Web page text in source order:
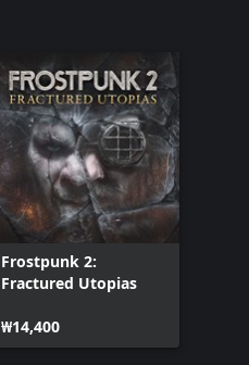
Frostpunk 2:
Fractured Utopias
₩14,400